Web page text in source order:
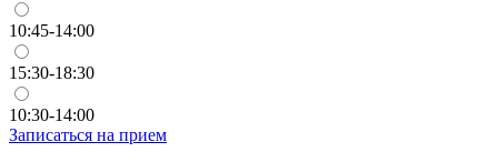
10:45-14:00
15:30-18:30
10:30-14:00
Записаться на прием